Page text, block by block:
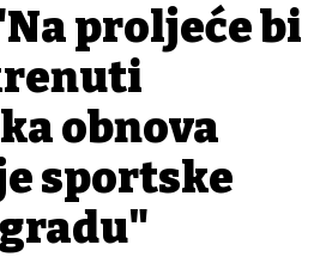
proljeće bi
obnova
sportske